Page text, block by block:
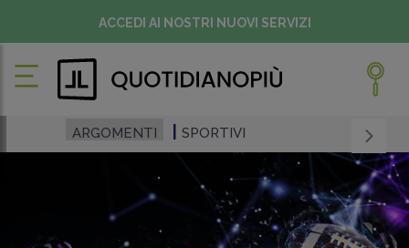
ACCEDI AI NOSTRI NUOVI SERVIZI
ARGOMENTI SPORTIVI